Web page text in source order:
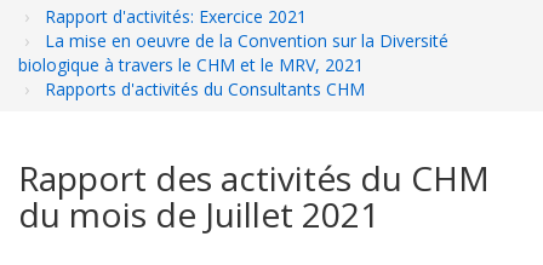
Rapport d'activités: Exercice 2021
La mise en oeuvre de la Convention sur la Diversité
biologique à travers le CHM et le MRV, 2021
Rapports d'activités du Consultants CHM
Rapport des activités du CHM
du mois de Juillet 2021